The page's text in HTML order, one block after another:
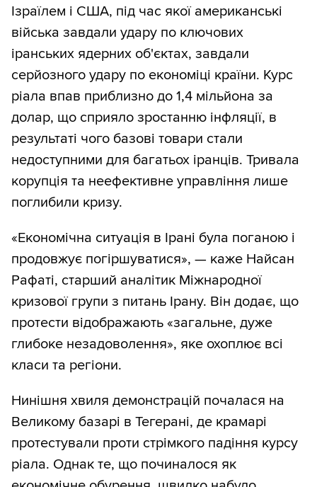
Ізраїлем і США, під час якої американські
війська завдали удару по ключових
іранських ядерних об'єктах, завдали
серйозного удару по економіці країни. Курс
ріала впав приблизно до 1,4 мільйона за
долар, що сприяло зростанню інфляції, в
результаті чого базові товари стали
недоступними для багатьох іранців. Тривала
корупція та неефективне управління лише
поглибили кризу.
«Економічна ситуація в Ірані була поганою і
продовжує погіршуватися», — каже Найсан
Рафаті, старший аналітик Міжнародної
кризової групи з питань Ірану. Він додає, що
протести відображають «загальне, дуже
глибоке незадоволення», яке охоплює всі
класи та регіони.
Нинішня хвиля демонстрацій почалася на
Великому базарі в Тегерані, де крамарі
протестували проти стрімкого падіння курсу
ріала. Однак те, що починалося як